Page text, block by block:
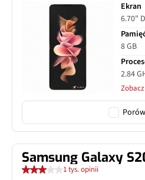
Ekran
6.70"
8 GB
2.84
Samsung Galaxy
1 tys. opinii